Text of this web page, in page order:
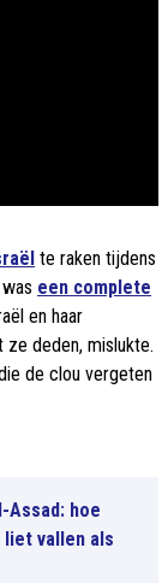
te raken tijdens
een complete
en haar
ze deden, mislukte.
de clou vergeten
Assad: hoe
vallen als